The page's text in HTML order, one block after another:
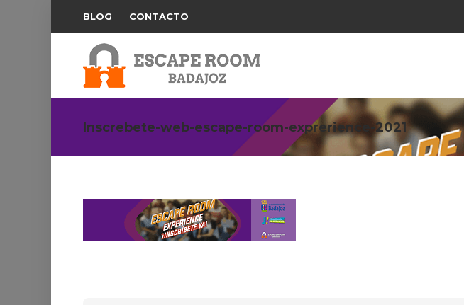
BLOG CONTACTO
Inscrebete-web-escape-room-exprerience-2021